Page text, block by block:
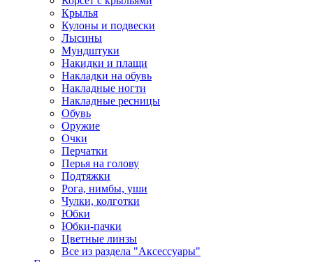
Крылья
Кулоны и подвески
Лысины
Мундштуки
Накидки и плащи
Накладки на обувь
Накладные ногти
Накладные ресницы
Обувь
Оружие
Очки
Перчатки
Перья на голову
Подтяжки
Рога, нимбы, уши
Чулки, колготки
Юбки
Юбки-пачки
Цветные линзы
Все из раздела "Аксессуары"